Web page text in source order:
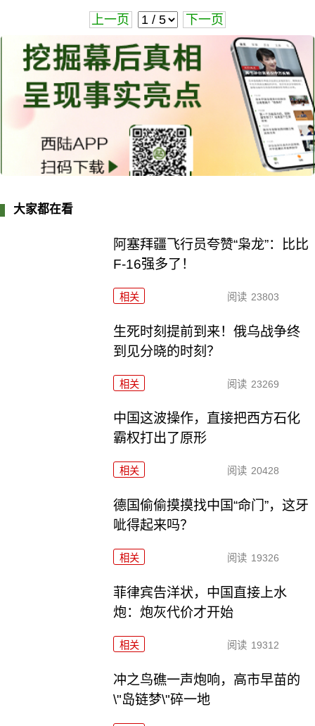
上一页 下一页
大家都在看
阿塞拜疆飞行员夸赞“枭龙”：比比
F-16强多了！
相关 阅读 23803
生死时刻提前到来！俄乌战争终
到见分晓的时刻？
相关 阅读 23269
中国这波操作，直接把西方石化
霸权打出了原形
相关 阅读 20428
德国偷偷摸摸找中国“命门”，这牙
呲得起来吗？
相关 阅读 19326
菲律宾告洋状，中国直接上水
炮：炮灰代价才开始
相关 阅读 19312
冲之鸟礁一声炮响，高市早苗的
\"岛链梦\"碎一地